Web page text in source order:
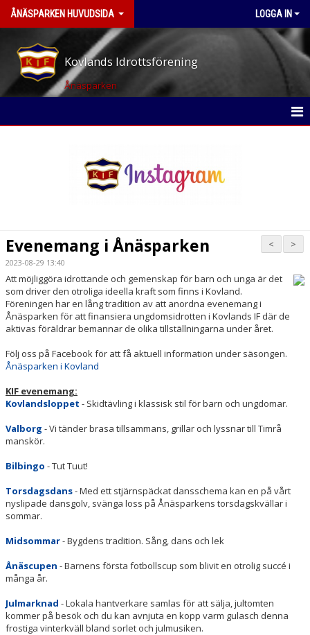
ÅNÄSPARKEN HUVUDSIDA LOGGA IN
Kovlands Idrottsförening
Ånäsparken
DOKUMENT
KONTAKT
>
<
Evenemang i Ånäsparken
2023-08-29 13:40
Att möjliggöra idrottande och gemenskap för barn och unga är det
som driver den otroliga ideella kraft som finns i Kovland.
Föreningen har en lång tradition av att anordna evenemang i
Ånäsparken för att finansiera ungdomsidrotten i Kovlands IF där de
aktivas föräldrar bemannar de olika tillställningarna under året.
Följ oss på Facebook för att få aktuell information under säsongen.
Ånäsparken i Kovland
KIF evenemang:
Kovlandsloppet - Skidtävling i klassisk stil för barn och ungdomar.
Valborg - Vi tänder brasa tillsammans, grillar och lyssnar till Timrå
manskör.
Bilbingo - Tut Tuut!
Torsdagsdans- Med ett stjärnspäckat dansschema kan en på vårt
nyslipade dansgolv, svänga loss på Ånäsparkens torsdagskvällar i
sommar.
Midsommar- Bygdens tradition. Sång, dans och lek
Ånäscupen - Barnens första fotbollscup som blivit en otrolig succé i
många år.
Julmarknad - Lokala hantverkare samlas för att sälja, jultomten
kommer på besök och du kan avnjuta en kopp varm gulasch denna
frostiga vinterkväll bland sorlet och julmusiken.